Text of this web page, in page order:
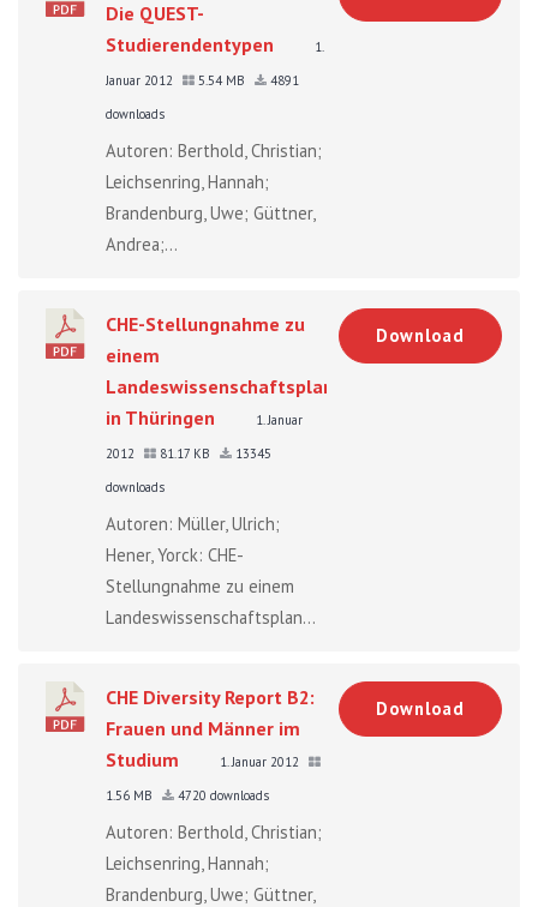
Die QUEST-
Studierendentypen
1.
Januar 2012
5.54 MB
4891
downloads
Autoren: Berthold, Christian;
Leichsenring, Hannah;
Brandenburg, Uwe; Güttner,
Andrea;...
CHE-Stellungnahme zu
einem
Landeswissenschaftsplan
in Thüringen
1. Januar
2012
81.17 KB
13345
downloads
Autoren: Müller, Ulrich;
Hener, Yorck: CHE-
Stellungnahme zu einem
Landeswissenschaftsplan...
Download
CHE Diversity Report B2:
Frauen und Männer im
Studium
1. Januar 2012
1.56 MB
4720 downloads
Autoren: Berthold, Christian;
Leichsenring, Hannah;
Brandenburg, Uwe; Güttner,
Download